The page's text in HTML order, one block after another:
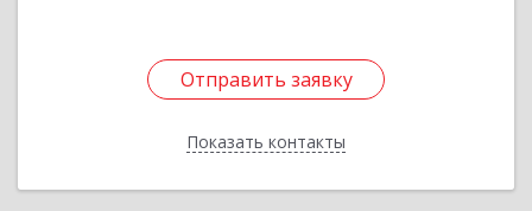
Отправить заявку
Показать контакты
Отправить заявку
Назад